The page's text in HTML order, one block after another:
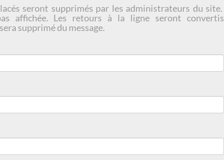
seront supprimés par les administrateurs du site.
affichée. Les retours à la ligne seront convertis
supprimé du message.